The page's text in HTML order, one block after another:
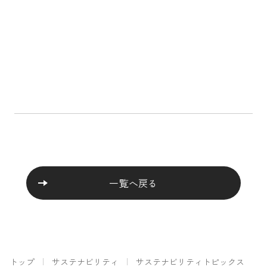
トップ サステナビリティ
サステナビリティトピックス
一覧へ戻る